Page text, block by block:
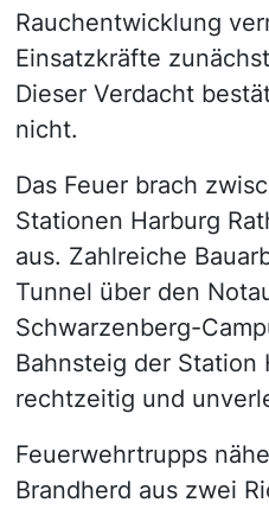
Rauchentwicklung
Einsatzkräfte
Dieser Verdacht
nicht.
Das Feuer brach
Stationen Harburg
aus. Zahlreiche
Tunnel über den
Schwarzenberg-
Bahnsteig der Station
rechtzeitig und
Feuerwehrtrupps
Brandherd aus zwei